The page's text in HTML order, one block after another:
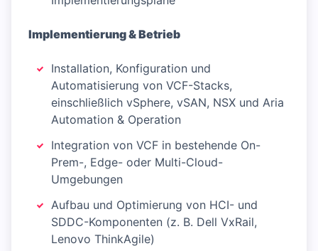
Implementierung & Betrieb
Installation, Konfiguration und
Automatisierung von VCF-Stacks,
einschließlich vSphere, vSAN, NSX und Aria
Automation & Operation
Integration von VCF in bestehende On-
Prem-, Edge- oder Multi-Cloud-
Umgebungen
Aufbau und Optimierung von HCI- und
SDDC-Komponenten (z. B. Dell VxRail,
Lenovo ThinkAgile)